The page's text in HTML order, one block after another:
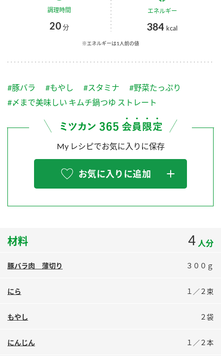
スープ 中華
ふりかけ おすしの素
炊き込みご飯の素 米飯用調味液
Fibee
つゆ
納豆のサイト
三ツ判山吹
スペシャルサイト
お酢を知ろう！
すしラボ
納豆の豆知識
企業理念
ミツカンの歴史
ミツカンを知る
環境への取り組み
MIM（ミツカンミュージアム）
お客様相談センター
お客様の声をいかしました
販売終了製品のご案内
よくあるご質問
ミツカン公式通販
調理時間
20分
エネルギー
384 kcal
※エネルギーは1人前の値
#豚バラ #もやし #スタミナ
#野菜たっぷり
#〆まで美味しい キムチ鍋つゆ ストレート
My レシピでお気に入りに保存
お気に入りに追加
材料 4 人分
豚バラ肉 薄切り ３００ｇ
にら １／２束
もやし ２袋
にんじん １／２本